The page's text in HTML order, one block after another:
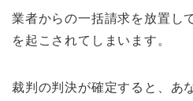
業者からの一括請求を放置し
を起こされてしまいます。
裁判の判決が確定すると、あ